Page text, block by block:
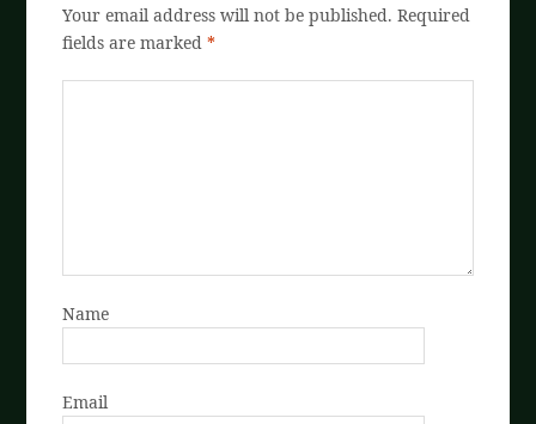
Your email address will not be published. Required
fields are marked*
Name
Email